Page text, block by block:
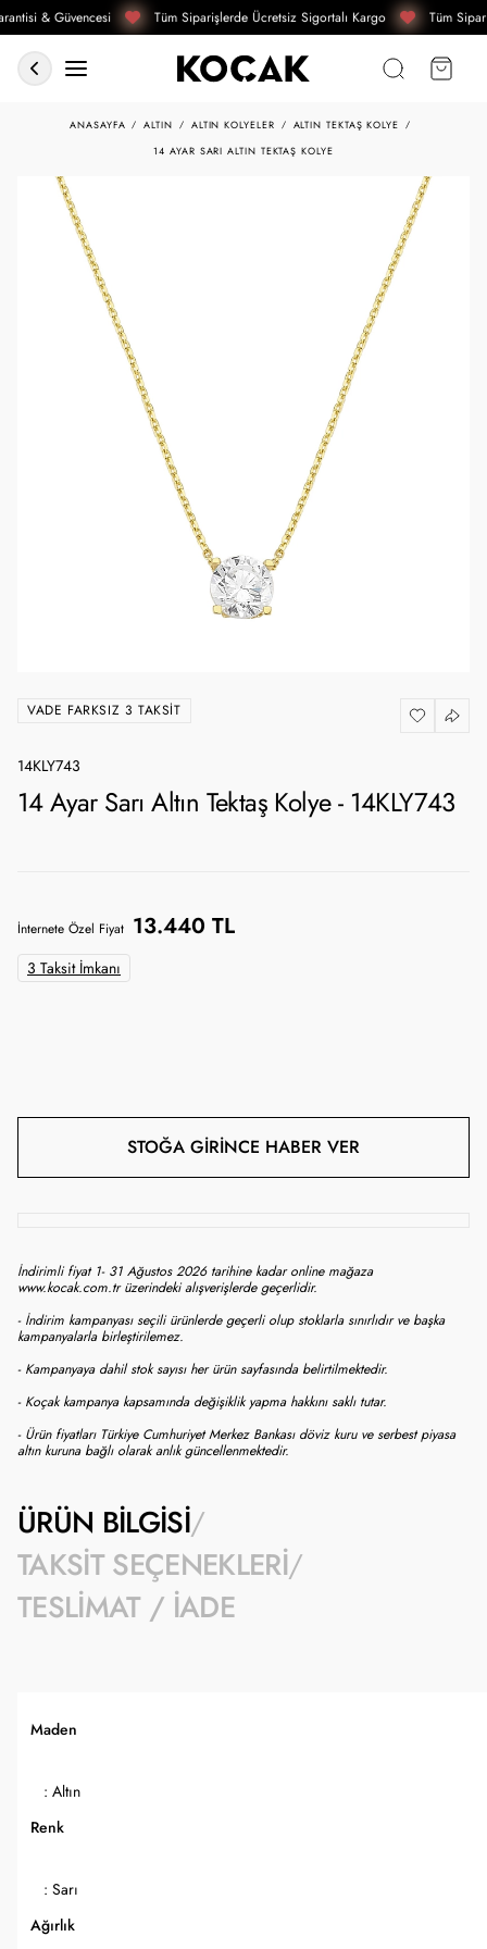
& Güvencesi Tüm Siparişlerde Ücretsiz Sigortalı Kargo Tüm
ANASAYFA ALTIN ALTIN KOLYELER
ALTIN TEKTAŞ KOLYE
14 AYAR SARI ALTIN TEKTAŞ KOLYE
VADE FARKSIZ 3 TAKSIT
14KLY743
14 Ayar Sarı Altın Tektaş Kolye - 14KLY743
İnternete Özel Fiyat 13.440 TL
3 Taksit İmkanı
STOĞA GIRINCE HABER VER
İndirimli fiyat 1- 31 Ağustos 2026 tarihine kadar online mağaza
www.kocak.com.tr üzerindeki alışverişlerde geçerlidir.
- İndirim kampanyası seçili ürünlerde geçerli olup stoklarla sınırlıdır ve başka
kampanyalarla birleştirilemez.
- Kampanyaya dahil stok sayısı her ürün sayfasında belirtilmektedir.
- Koçak kampanya kapsamında değişiklik yapma hakkını saklı tutar.
- Ürün fiyatları Türkiye Cumhuriyet Merkez Bankası döviz kuru ve serbest piyasa
altın kuruna bağlı olarak anlık güncellenmektedir.
ÜRÜN BILGISI
TAKSIT SEÇENEKLERI
TESLIMAT / İADE
Maden
: Altın
Renk
: Sarı
Ağırlık